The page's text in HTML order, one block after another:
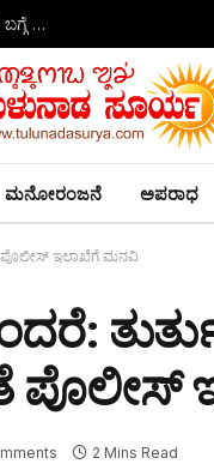
ಬಂಟ್ವಾಳ: ಟಿಪ್ಪರ್ ಹರಿದು ಸ್ಕೂಟರ್ ಹಿಂಬದಿ ಸವಾರ ಸಾವು; ಲಾರಿ ಚಾಲಕ ವಶಕ್ಕೆ, ಅಪಘಾತದ ಬಗ್ಗೆ ವಿಭಿನ್ನ ಮಾಹಿತಿ
ಮನೋರಂಜನೆ ಅಪರಾಧ
ಪೊಲೀಸ್ ಇಲಾಖೆಗೆ ಮನವಿ
2 Mins Read